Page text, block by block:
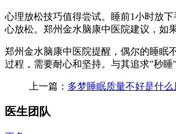
心理放松技巧值得尝试。睡前1小时放
心放松。郑州金水脑康中医院建议，如
郑州金水脑康中医院提醒，偶尔的睡眠
过程，需要耐心和坚持。与其追求"秒
上一篇： 多梦睡眠质量不好是什么
医生团队